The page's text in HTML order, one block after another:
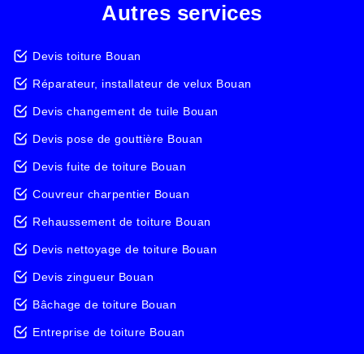
Autres services
Devis toiture Bouan
Réparateur, installateur de velux Bouan
Devis changement de tuile Bouan
Devis pose de gouttière Bouan
Devis fuite de toiture Bouan
Couvreur charpentier Bouan
Rehaussement de toiture Bouan
Devis nettoyage de toiture Bouan
Devis zingueur Bouan
Bâchage de toiture Bouan
Entreprise de toiture Bouan